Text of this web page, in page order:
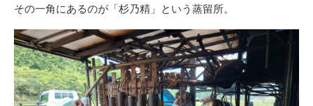
その一角にあるのが「杉乃精」という蒸留所。